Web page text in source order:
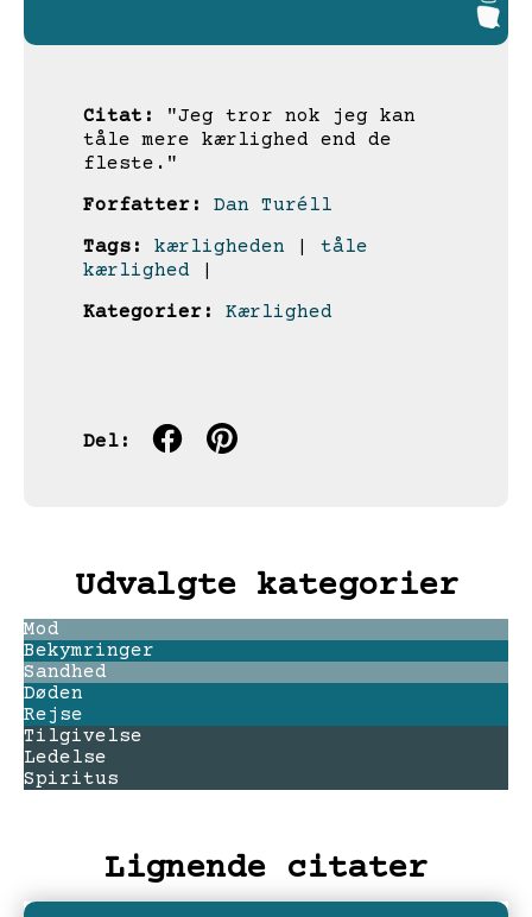
Citat:
"Jeg tror nok jeg kan
tåle mere kærlighed end de
fleste."
Forfatter:
Dan Turéll
Tags:
kærligheden
tåle
kærlighed
Kategorier:
Kærlighed
Del:
Udvalgte kategorier
Mod
Bekymringer
Sandhed
Døden
Rejse
Tilgivelse
Ledelse
Spiritus
Lignende citater